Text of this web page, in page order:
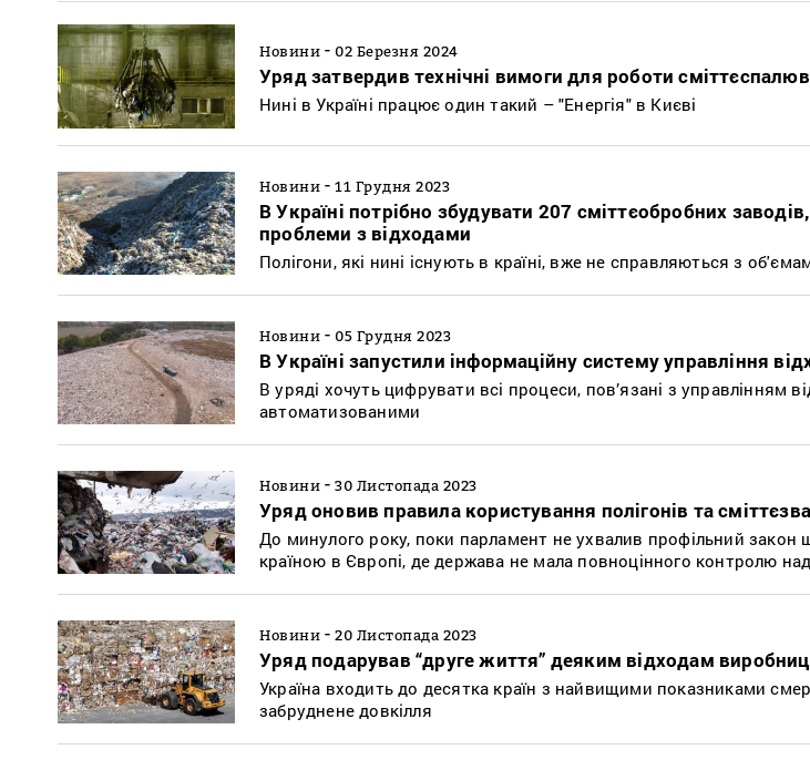
Новини - 02 Березня 2024
Уряд затвердив технічні вимоги для роботи
Нині в Україні працює один такий – "Енергія" в Києві
Новини - 11 Грудня 2023
В Україні потрібно збудувати 207 сміттєобробних
проблеми з відходами
Полігони, які нині існують в країні, вже не справляються з
Новини - 05 Грудня 2023
В Україні запустили інформаційну систему управління
В уряді хочуть цифрувати всі процеси, пов’язані з управлінням
автоматизованими
Новини - 30 Листопада 2023
Уряд оновив правила користування полігонів та
До минулого року, поки парламент не ухвалив профільний закон
країною в Європі, де держава не мала повноцінного контролю
Новини - 20 Листопада 2023
Уряд подарував “друге життя” деяким відходам
Україна входить до десятка країн з найвищими показниками
забруднене довкілля